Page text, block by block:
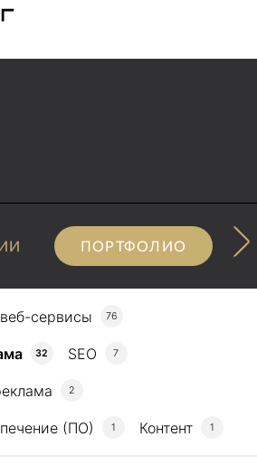
ПОРТФОЛИО
сервисы 76
32 SEO 7
2
(ПО) 1 Контент 1